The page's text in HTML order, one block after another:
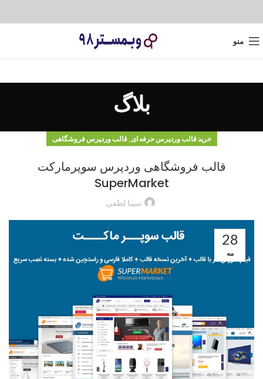
منو
بلاگ
خرید قالب وردپرس حرفه ای,قالب وردپرس فروشگاهی
قالب فروشگاهی وردپرس سوپرمارکت
SuperMarket
سینا لطفی
28
مه